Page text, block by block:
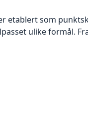
etablert som
ulike formål.